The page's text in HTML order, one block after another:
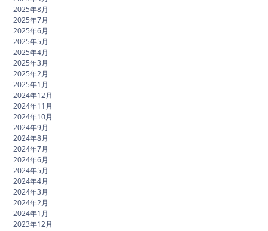
2025年8月
2025年7月
2025年6月
2025年5月
2025年4月
2025年3月
2025年2月
2025年1月
2024年12月
2024年11月
2024年10月
2024年9月
2024年8月
2024年7月
2024年6月
2024年5月
2024年4月
2024年3月
2024年2月
2024年1月
2023年12月